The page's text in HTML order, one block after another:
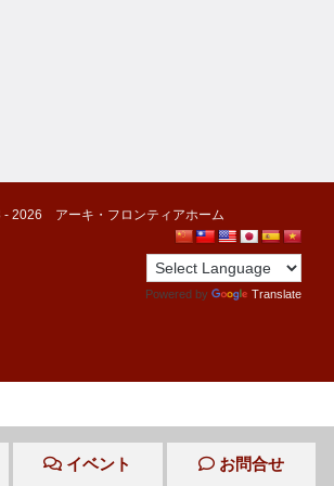
- 2026 アーキ・フロンティアホーム
Powered by Translate
イベント お問合せ